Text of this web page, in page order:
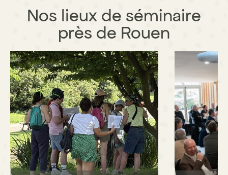
Nos lieux de séminaire
près de Rouen